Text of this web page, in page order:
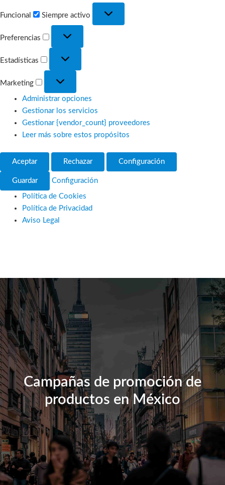
Funcional Siempre activo
Preferencias
Estadísticas
Marketing
Administrar opciones
Gestionar los servicios
Gestionar {vendor_count} proveedores
Leer más sobre estos propósitos
Aceptar Rechazar Configuración
Guardar Configuración
Política de Cookies
Política de Privacidad
Aviso Legal
Campañas de promoción de
productos en México